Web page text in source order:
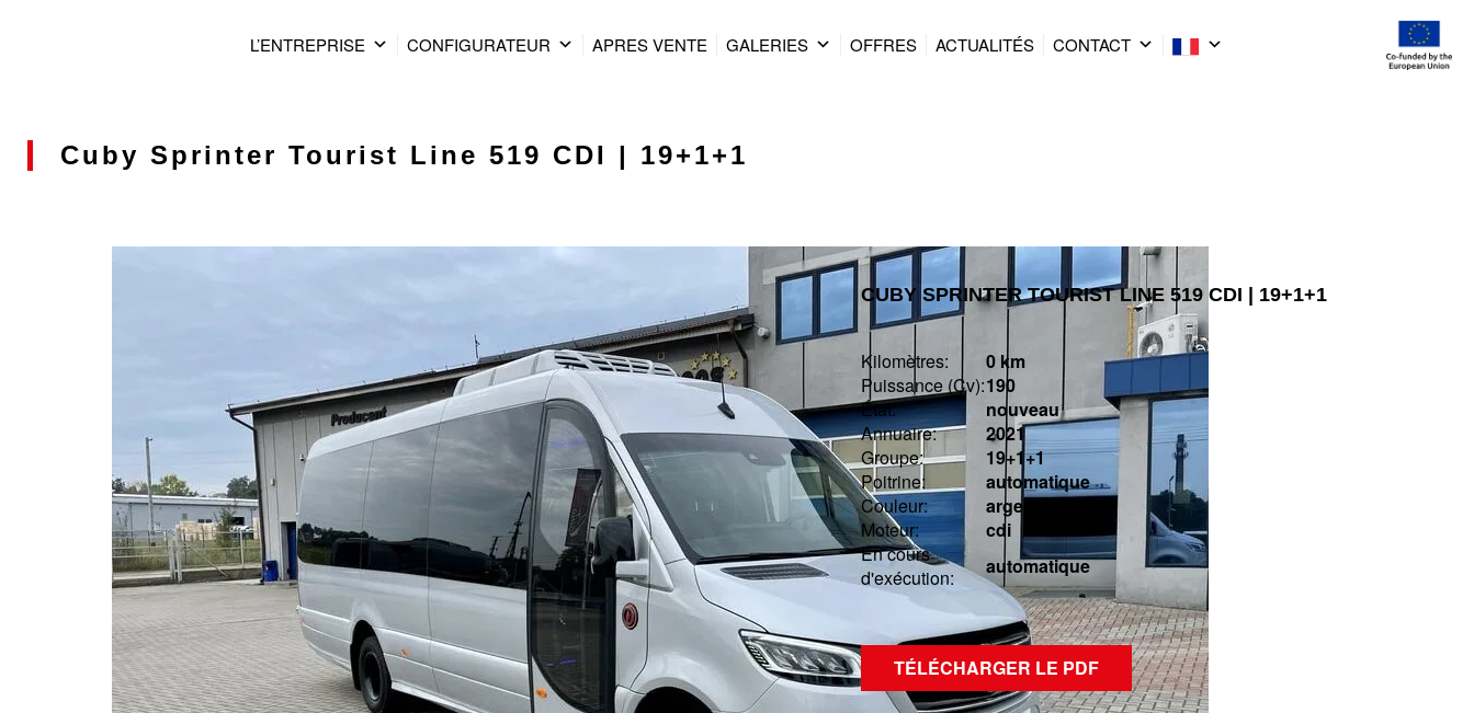
L’ENTREPRISE CONFIGURATEUR APRES VENTE GALERIES OFFRES ACTUALITÉS CONTACT
Cuby Sprinter Tourist Line 519 CDI | 19+1+1
CUBY SPRINTER TOURIST LINE 519 CDI | 19+1+1
Kilomètres:
0 km
Puissance (Cv) :190
État :
nouveau
Annuaire:
2021
Groupe:
19+1+1
Poitrine:
automatique
Couleur:
argent métallisé
Moteur:
cdi
En cours
d'exécution:
automatique
TÉLÉCHARGER LE PDF